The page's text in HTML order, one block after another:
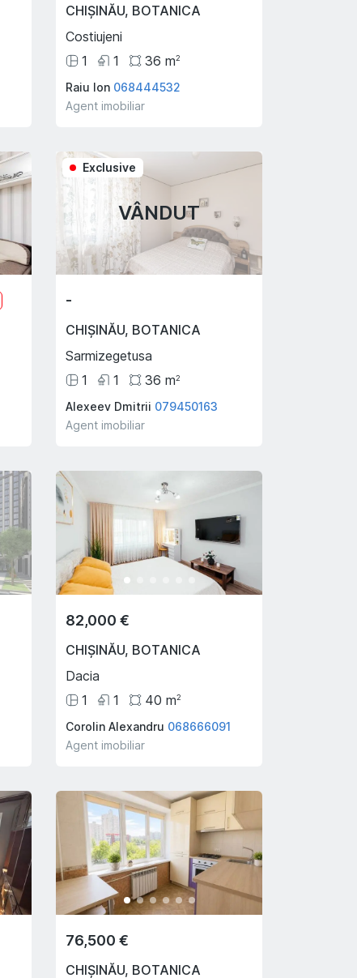
CHIȘINĂU, BOTANICA
Costiujeni
1
1 36 m2
Raiu Ion 068444532
Agent imobiliar
VÂNDUT
Exclusive
-
CHIȘINĂU, BOTANICA
Sarmizegetusa
1
1 36 m2
Alexeev Dmitrii 079450163
Agent imobiliar
82,000 €
CHIȘINĂU, BOTANICA
Dacia
1
1 40 m2
Corolin Alexandru 068666091
Agent imobiliar
76,500 €
CHIȘINĂU, BOTANICA